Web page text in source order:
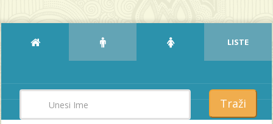
LISTE
Traži